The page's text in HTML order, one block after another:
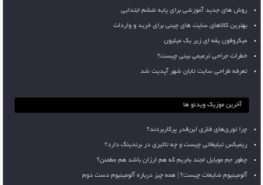
روش های جدید آموزشی برای پایه ششم ابتدایی
بهترین کالاهای سایت های چینی برای خرید و واردات
میکروفون یقه ای زیر یک میلیون
خطرات جراحی ترمیمی بینی چیست؟
تعرفه طراحی سایت تابان شهر آپدیت شد
آخرین موزیک ویدئو ها
چرا توری‌های فلزی این‌قدر پرکاربردند؟
ریمیکس تبلیغاتی چیست و چه تاثیری در برندینگ دارد؟
چطور جم موبایل لجند بخریم که هم ارزان باشد هم مطمئن؟
آلومینیوم ضایعات چیست؟ | همه چیز درباره آلومینیوم دست دوم